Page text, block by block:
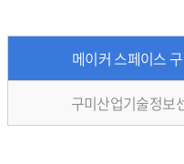
메이커 스페이스
구미산업기술정보